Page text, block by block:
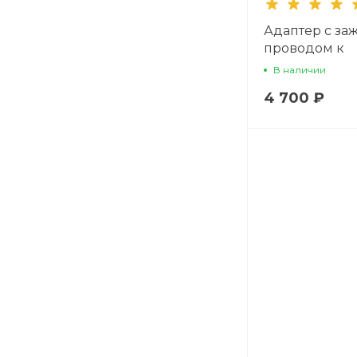
Адаптер с
проводом к
В наличии
4 700 ₽